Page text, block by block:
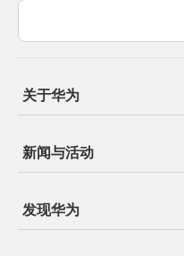
关于华为
新闻与活动
发现华为